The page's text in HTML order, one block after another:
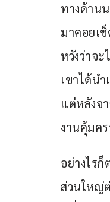
ทางด้าน
มาคอยเ
หวังว่าจ
เขาได้น
แต่หลังจ
งานคุ้มค
อย่างไร
ส่วนใหญ่